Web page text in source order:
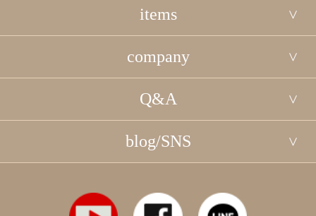
items
company
Q&A
blog/SNS